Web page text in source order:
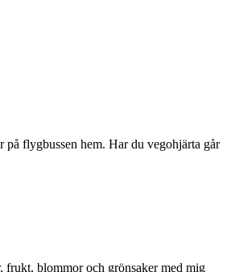
på flygbussen hem. Har du vegohjärta går
blommor och grönsaker med mig